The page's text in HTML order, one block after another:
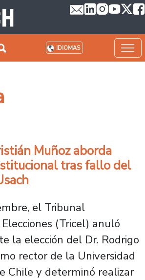
IDIOMAS
Muñoz aborda
tras fallo del
el Tribunal
(Tricel) anuló
la elección del Dr. Rodrigo
rector de la Universidad
Chile y determinó realizar